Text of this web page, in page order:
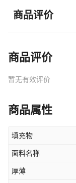
商品评价
商品评价
暂无有效评价
商品属性
填充物
面料名称
厚薄